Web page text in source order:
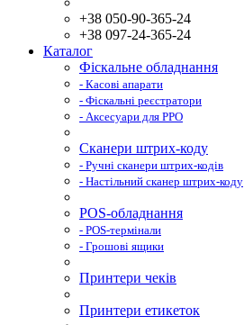
+38 050-90-365-24
+38 097-24-365-24
Каталог
Фіскальне обладнання
- Касові апарати
- Фіскальні реєстратори
- Аксесуари для РРО
Сканери штрих-коду
- Ручні сканери штрих-кодів
- Настільний сканер штрих-коду
POS-обладнання
- POS-термінали
- Грошові ящики
Принтери чеків
Принтери етикеток